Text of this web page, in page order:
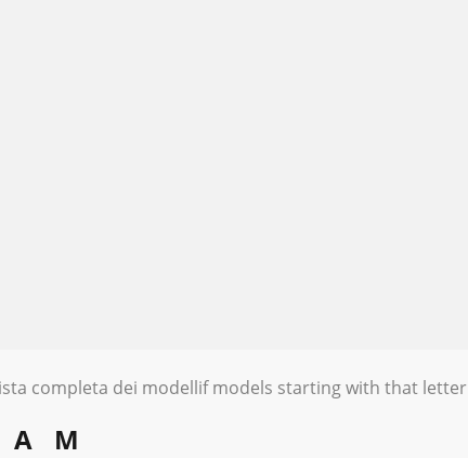
completa dei modellif models starting with that letter
A M